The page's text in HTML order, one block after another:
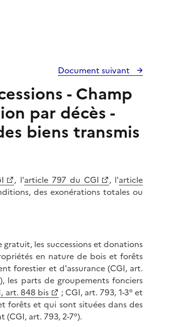
Document suivant
- Champ
par décès -
biens transmis
, l'article 797 du CGI , l'article
des exonérations totales ou
les successions et donations
en nature de bois et forêts
forestier et d'assurance (CGI, art.
les parts de groupements fonciers
art. 848 bis
; CGI, art. 793, 1-3° et
forêts et qui sont situées dans des
art. 793, 2-7°).